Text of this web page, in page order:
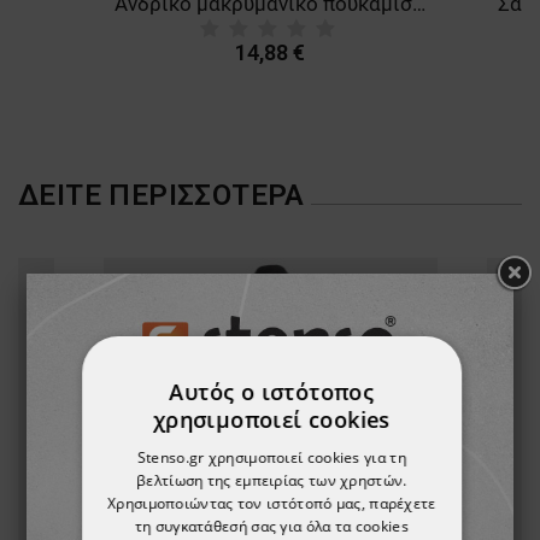
14,88 €
ΔΕΊΤΕ ΠΕΡΙΣΣΌΤΕΡΑ
Αυτός ο ιστότοπος
χρησιμοποιεί cookies
Stenso.gr χρησιμοποιεί cookies για τη
βελτίωση της εμπειρίας των χρηστών.
Χρησιμοποιώντας τον ιστότοπό μας, παρέχετε
τη συγκατάθεσή σας για όλα τα cookies